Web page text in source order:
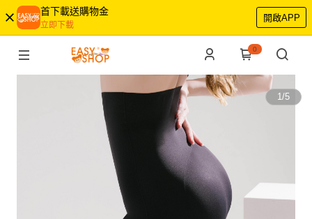
首下載送購物金
立即下載
開啟APP
0
1/5